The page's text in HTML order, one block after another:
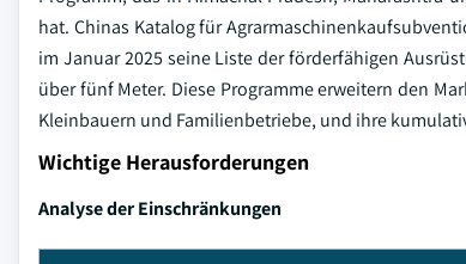
hat. Chinas Katalog für
im Januar 2025 seine Liste der förderfähigen
über fünf Meter. Diese Programme erweitern den
Kleinbauern und Familienbetriebe, und ihre
Wichtige Herausforderungen
Analyse der Einschränkungen